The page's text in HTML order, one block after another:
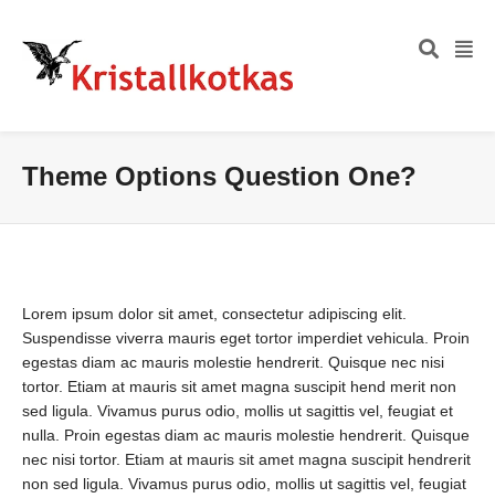
Theme Options Question One?
Lorem ipsum dolor sit amet, consectetur adipiscing elit.
Suspendisse viverra mauris eget tortor imperdiet vehicula. Proin
egestas diam ac mauris molestie hendrerit. Quisque nec nisi
tortor. Etiam at mauris sit amet magna suscipit hend merit non
sed ligula. Vivamus purus odio, mollis ut sagittis vel, feugiat et
nulla. Proin egestas diam ac mauris molestie hendrerit. Quisque
nec nisi tortor. Etiam at mauris sit amet magna suscipit hendrerit
non sed ligula. Vivamus purus odio, mollis ut sagittis vel, feugiat